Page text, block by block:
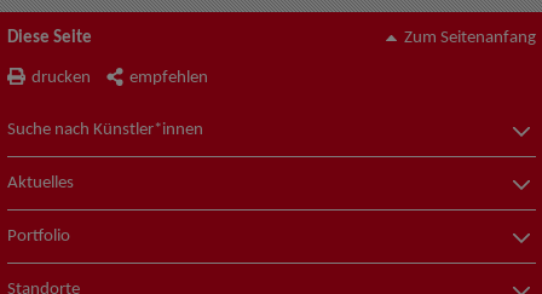
Diese Seite
drucken empfehlen
Zum Seitenanfang
Suche nach Künstler*innen
Aktuelles
Portfolio
Standorte